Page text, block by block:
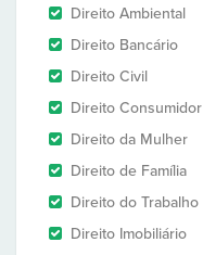
Direito Ambiental
Direito Bancário
Direito Civil
Direito Consumidor
Direito da Mulher
Direito de Família
Direito do Trabalho
Direito Imobiliário